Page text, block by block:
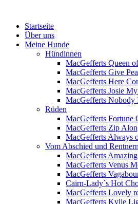
Menü
Zum
Inhalt
springen
Startseite
Über uns
Meine Hunde
Hündinnen
MacGefferts Queen
MacGefferts Give
MacGefferts Here
MacGefferts Josie
MacGefferts Nobody
Rüden
MacGefferts Fortune
MacGefferts Zip
MacGefferts Always
Vom Abschied und Rentnern
MacGefferts
MacGefferts Venus
MacGefferts
Cairn-Lady´s Hot
MacGefferts Lovely
MacGefferts Kylie